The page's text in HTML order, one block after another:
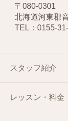
〒080-0301
北海道河東郡
TEL：0155-
スタッフ紹介
レッスン・料金